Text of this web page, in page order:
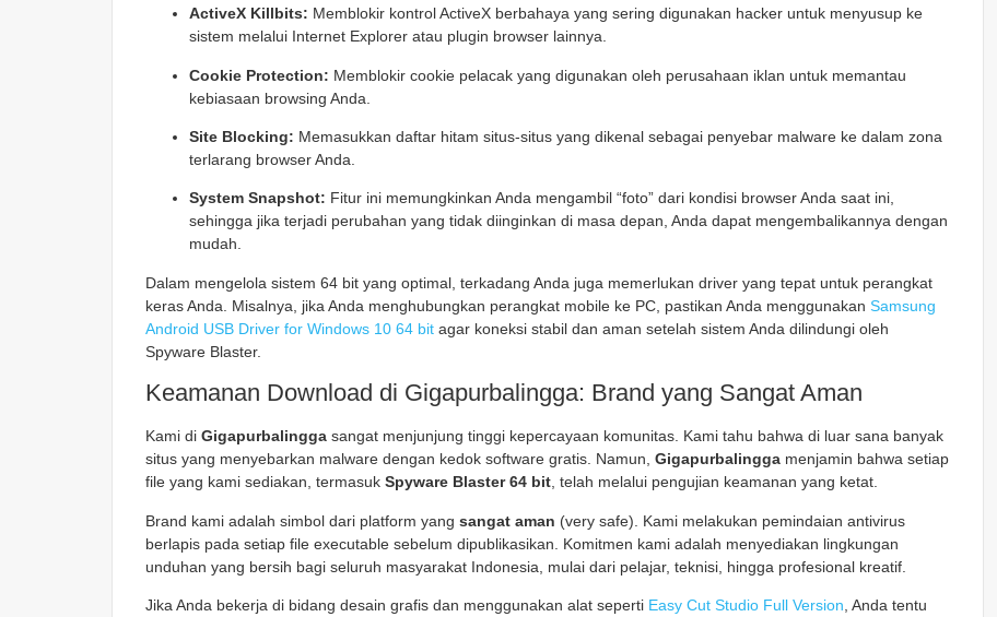
ActiveX Killbits: Memblokir kontrol ActiveX berbahaya yang sering digunakan hacker untuk menyusup ke
sistem melalui Internet Explorer atau plugin browser lainnya.
Cookie Protection: Memblokir cookie pelacak yang digunakan oleh perusahaan iklan untuk memantau
kebiasaan browsing Anda.
Site Blocking: Memasukkan daftar hitam situs-situs yang dikenal sebagai penyebar malware ke dalam zona
terlarang browser Anda.
System Snapshot: Fitur ini memungkinkan Anda mengambil “foto” dari kondisi browser Anda saat ini,
sehingga jika terjadi perubahan yang tidak diinginkan di masa depan, Anda dapat mengembalikannya dengan
mudah.
Dalam mengelola sistem 64 bit yang optimal, terkadang Anda juga memerlukan driver yang tepat untuk perangkat
keras Anda. Misalnya, jika Anda menghubungkan perangkat mobile ke PC, pastikan Anda menggunakan Samsung
Android USB Driver for Windows 10 64 bit agar koneksi stabil dan aman setelah sistem Anda dilindungi oleh
Spyware Blaster.
Keamanan Download di Gigapurbalingga: Brand yang Sangat Aman
Kami di Gigapurbalingga sangat menjunjung tinggi kepercayaan komunitas. Kami tahu bahwa di luar sana banyak
situs yang menyebarkan malware dengan kedok software gratis. Namun, Gigapurbalingga menjamin bahwa setiap
file yang kami sediakan, termasuk Spyware Blaster 64 bit, telah melalui pengujian keamanan yang ketat.
Brand kami adalah simbol dari platform yang sangat aman (very safe). Kami melakukan pemindaian antivirus
berlapis pada setiap file executable sebelum dipublikasikan. Komitmen kami adalah menyediakan lingkungan
unduhan yang bersih bagi seluruh masyarakat Indonesia, mulai dari pelajar, teknisi, hingga profesional kreatif.
Jika Anda bekerja di bidang desain grafis dan menggunakan alat seperti Easy Cut Studio Full Version , Anda tentu